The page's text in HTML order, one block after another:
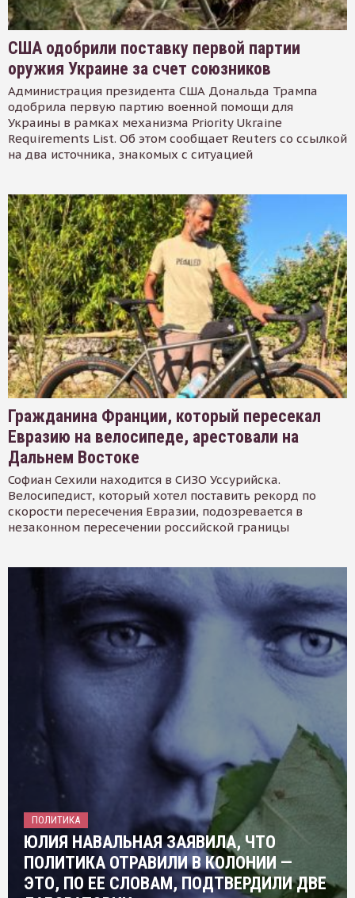
США одобрили поставку первой партии
оружия Украине за счет союзников
Администрация президента США Дональда Трампа
одобрила первую партию военной помощи для
Украины в рамках механизма Priority Ukraine
Requirements List. Об этом сообщает Reuters со ссылкой
на два источника, знакомых с ситуацией
Гражданина Франции, который пересекал
Евразию на велосипеде, арестовали на
Дальнем Востоке
Софиан Сехили находится в СИЗО Уссурийска.
Велосипедист, который хотел поставить рекорд по
скорости пересечения Евразии, подозревается в
незаконном пересечении российской границы
ПОЛИТИКА
ЮЛИЯ НАВАЛЬНАЯ ЗАЯВИЛА, ЧТО
ПОЛИТИКА ОТРАВИЛИ В КОЛОНИИ —
ЭТО, ПО ЕЕ СЛОВАМ, ПОДТВЕРДИЛИ ДВЕ